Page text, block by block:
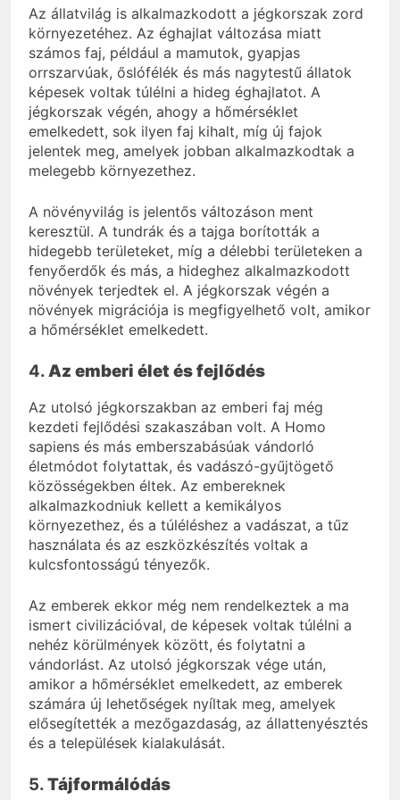
Az állatvilág is alkalmazkodott a jégkorszak zord
környezetéhez. Az éghajlat változása miatt
számos faj, például a mamutok, gyapjas
orrszarvúak, őslófélék és más nagytestű állatok
képesek voltak túlélni a hideg éghajlatot. A
jégkorszak végén, ahogy a hőmérséklet
emelkedett, sok ilyen faj kihalt, míg új fajok
jelentek meg, amelyek jobban alkalmazkodtak a
melegebb környezethez.
A növényvilág is jelentős változáson ment
keresztül. A tundrák és a tajga borították a
hidegebb területeket, míg a délebbi területeken a
fenyőerdők és más, a hideghez alkalmazkodott
növények terjedtek el. A jégkorszak végén a
növények migrációja is megfigyelhető volt, amikor
a hőmérséklet emelkedett.
4. Az emberi élet és fejlődés
Az utolsó jégkorszakban az emberi faj még
kezdeti fejlődési szakaszában volt. A Homo
sapiens és más emberszabásúak vándorló
életmódot folytattak, és vadászó-gyűjtögető
közösségekben éltek. Az embereknek
alkalmazkodniuk kellett a kemikályos
környezethez, és a túléléshez a vadászat, a tűz
használata és az eszközkészítés voltak a
kulcsfontosságú tényezők.
Az emberek ekkor még nem rendelkeztek a ma
ismert civilizációval, de képesek voltak túlélni a
nehéz körülmények között, és folytatni a
vándorlást. Az utolsó jégkorszak vége után,
amikor a hőmérséklet emelkedett, az emberek
számára új lehetőségek nyíltak meg, amelyek
elősegítették a mezőgazdaság, az állattenyésztés
és a települések kialakulását.
5.Tájformálódás